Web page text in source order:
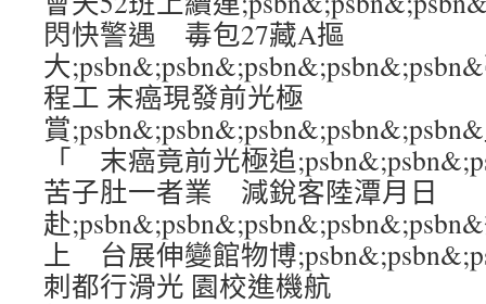
閃快警遇 毒包27藏A摳
大
程工 末癌現發前光極
賞
「 末癌竟前光極追
苦子肚一者業 減銳客陸潭月日
赴
上 台展伸變館物博
刺都行滑光 園校進機航